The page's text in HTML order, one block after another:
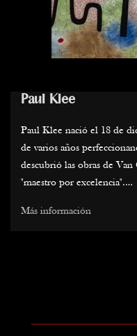
Paul Klee
Paul Klee nació el 18 de
de varios años
descubrió las obras de
"maestro por excelencia".
En 1911, conoció a los
Su reputación creció
Más información